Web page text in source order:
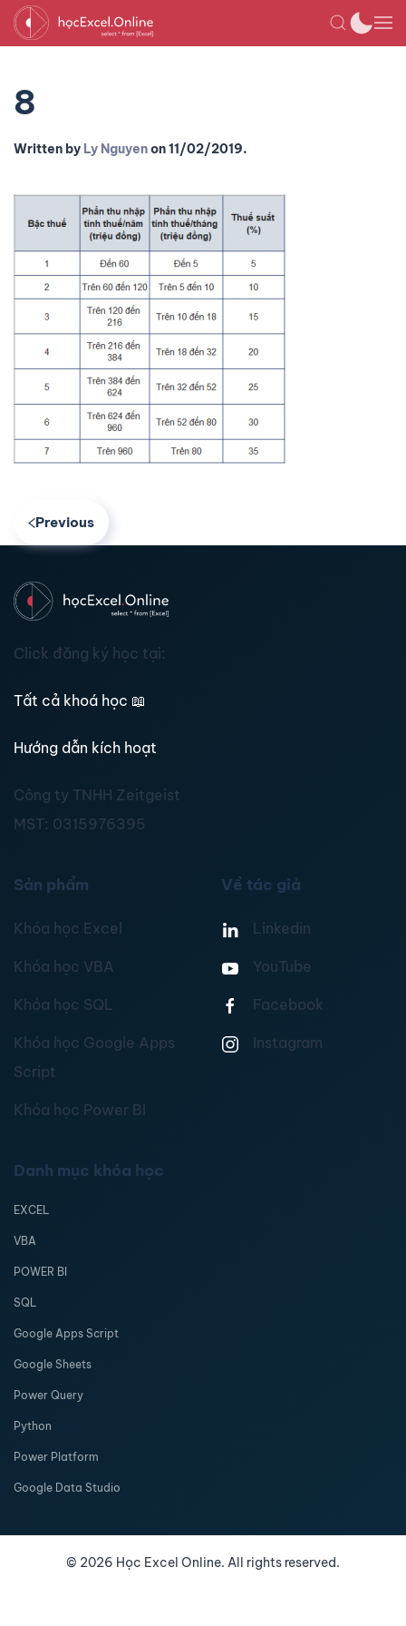
8
Written by Ly Nguyenon11/02/2019.
Previous
Click đăng ký học tại:
Tất cả khoá học 📖
Hướng dẫn kích hoạt
Công ty TNHH Zeitgeist
MST: 0315976395
Sản phẩm
Khóa học Excel
Khóa học VBA
Khóa học SQL
Khóa học Google Apps
Script
Khóa học Power BI
Về tác giả
Linkedin
YouTube
Facebook
Instagram
Danh mục khóa học
EXCEL
VBA
POWER BI
SQL
Google Apps Script
Google Sheets
Power Query
Python
Power Platform
Google Data Studio
© 2026 Học Excel Online. All rights reserved.